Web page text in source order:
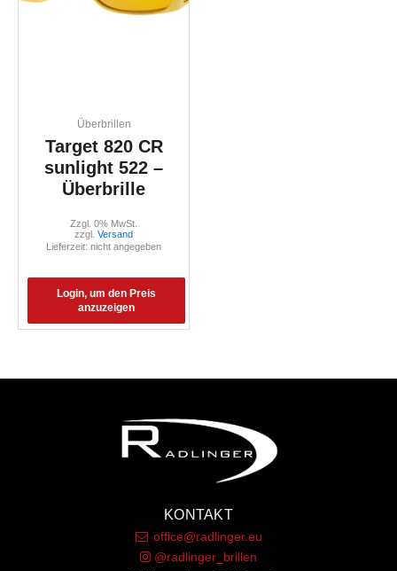
Überbrillen
Target 820 CR
sunlight 522 –
Überbrille
Login, um den Preis
anzuzeigen
Zzgl. 0% MwSt.
zzgl. Versand
Lieferzeit: nicht angegeben
KONTAKT
office@radlinger.eu
@radlinger_brillen